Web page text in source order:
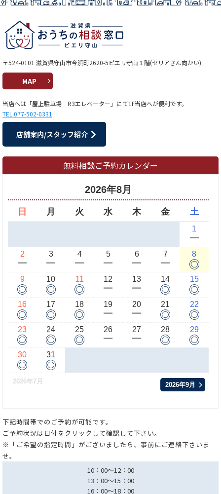
〒524-0101 滋賀県守山市今浜町2620-5ピエリ守山１階(セリアさん向かい)
MAP
当店へは「屋上駐車場 R3エレベーター」にて1F当店へが便利です。
TEL:077-502-0331
店舗案内/スタッフ紹介
無料相談ご予約カレンダー
2026年8月
日 月 火 水 木 金 土
1
ー
2
ー
3
ー
4
ー
5
ー
6
ー
7
ー
8
◎
9
◎
10
◎
11
◎
12
ー
13
ー
14
◎
15
◎
16
◎
17
◎
18
◎
19
ー
20
ー
21
◎
22
◎
23
◎
24
◎
25
◎
26
ー
27
ー
28
◎
29
◎
30
◎
31
◎
2026年7月 2026年9月
下記時間帯でのご予約が可能です。
ご予約状況は日付をクリックして確認して下さい。
※「ご希望の指定時間」がございましたら、事前にご連絡下さいま
せ。
10：00～12：00
13：00～15：00
16：00～18：00